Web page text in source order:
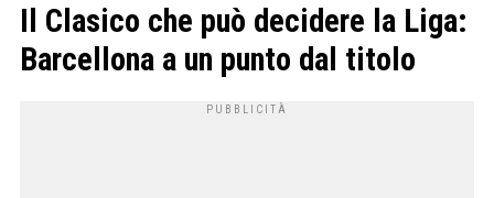
Il Clasico che può decidere la Liga:
Barcellona a un punto dal titolo